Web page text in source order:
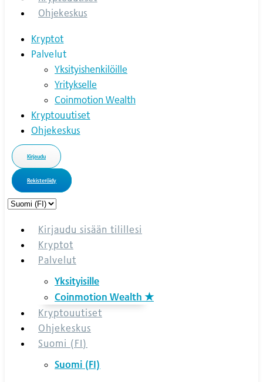
Ohjekeskus
Kryptot
Palvelut
Yksityishenkilöille
Yritykselle
Coinmotion Wealth
Kryptouutiset
Ohjekeskus
Kirjaudu
Rekisteröidy
Choose
languageKirjaudu sisään tilillesi
Kryptot
Palvelut
Yksityisille
Coinmotion Wealth ★
Kryptouutiset
Ohjekeskus
Suomi (FI)
Suomi (FI)